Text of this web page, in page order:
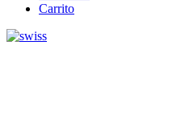
Carrito